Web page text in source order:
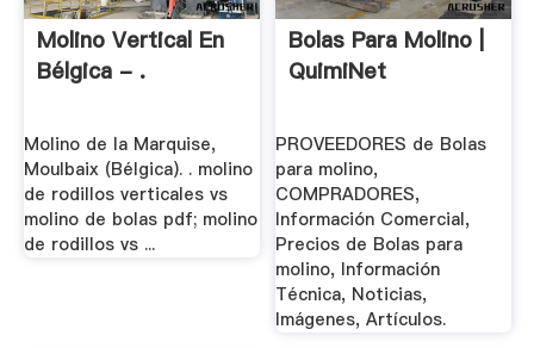
Molino Vertical En
Bélgica - .
Molino de la Marquise,
Moulbaix (Bélgica). . molino
de rodillos verticales vs
molino de bolas pdf; molino
de rodillos vs ...
Bolas Para Molino |
QuimiNet
PROVEEDORES de Bolas
para molino,
COMPRADORES,
Información Comercial,
Precios de Bolas para
molino, Información
Técnica, Noticias,
Imágenes, Artículos.